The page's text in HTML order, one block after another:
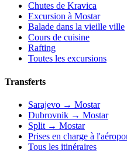
Chutes de Kravica
Excursion à Mostar
Balade dans la vieille ville
Cours de cuisine
Rafting
Toutes les excursions
Transferts
Sarajevo → Mostar
Dubrovnik → Mostar
Split → Mostar
Prises en charge à
Tous les itinéraires